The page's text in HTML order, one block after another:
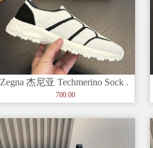
Zegna 杰尼亚 Techmerino Sock .
700.00